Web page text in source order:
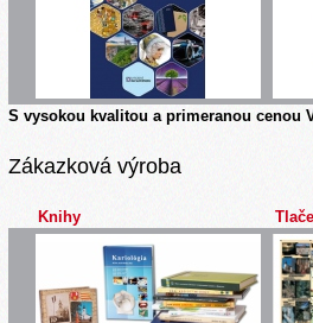
S vysokou kvalitou a primeranou cenou
Zákazková výroba
Knihy